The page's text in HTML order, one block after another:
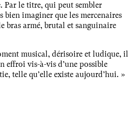
Par le titre, qui peut sembler
bien imaginer que les mercenaires
bras armé, brutal et sanguinaire
musical, dérisoire et ludique, il
effroi vis-à-vis d’une possible
telle qu’elle existe aujourd’hui. »